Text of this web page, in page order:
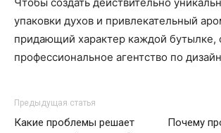
упаковки духов и привлекательный
придающий характер каждой бутылке,
профессиональное агентство по
Предыдущая статья
Какие проблемы решает
Почему